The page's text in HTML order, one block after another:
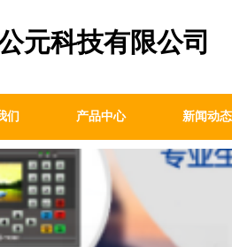
元科技有限公司
们 产品中心 新闻动态